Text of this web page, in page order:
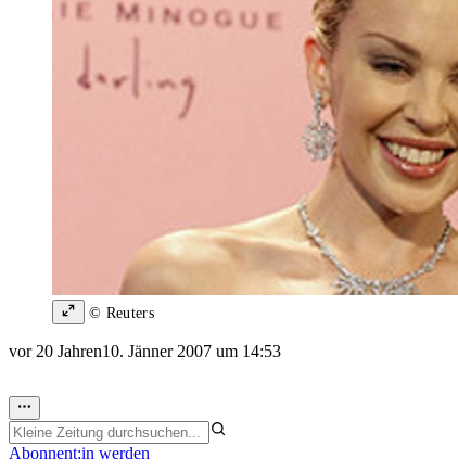
© Reuters
vor 20 Jahren10. Jänner 2007 um 14:53
Abonnent:in werden